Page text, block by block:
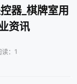
器_棋牌室用
资讯
：1